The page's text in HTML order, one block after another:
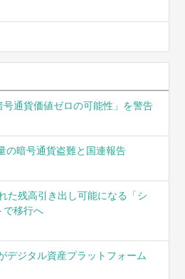
通貨価値ゼロの可能性」を警告
の暗号通貨盗難と国連報告
た残高引き出し可能になる「シ
で移行へ
デジタル資産プラットフォーム